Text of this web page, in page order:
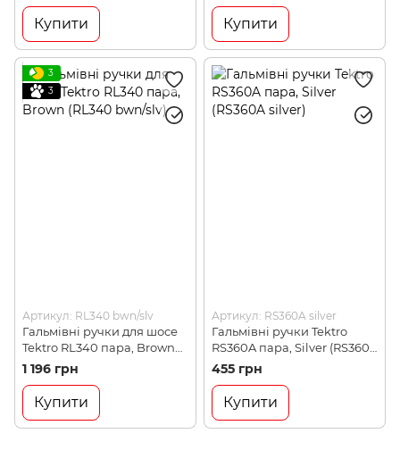
Купити Купити
3
3
Артикул: RL340 bwn/slv
Гальмівні ручки для шосе
Tektro RL340 пара, Brown
(RL340 bwn/slv)
1 196 грн
Купити
Артикул: RS360A silver
Гальмівні ручки Tektro
RS360A пара, Silver (RS360A
silver)
455 грн
Купити